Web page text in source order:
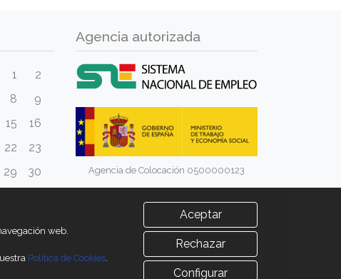
1
2
8
9
15
16
22
23
29
30
Agencia autorizada
Agencia de Colocación 0500000123
web.
Política de Cookies.
Aceptar
Rechazar
Configurar